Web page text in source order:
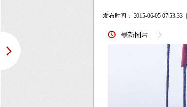
发布时间： 2015-06-05 07:53:33